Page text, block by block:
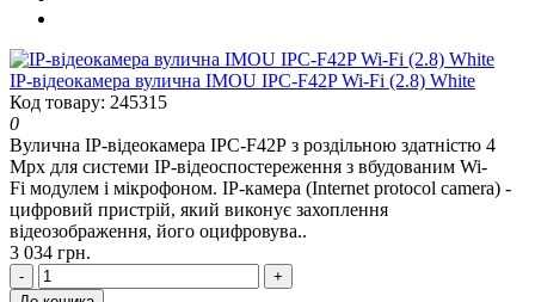
IP-відеокамера вулична IMOU IPC-F42P Wi-Fi (2.8) White
Код товару: 245315
0
Вулична IP-відеокамера IPC-F42P з роздільною здатністю 4
Mpx для системи IP-відеоспостереження з вбудованим Wi-
Fi модулем і мікрофоном. IP-камера (Internet protocol camera) -
цифровий пристрій, який виконує захоплення
відеозображення, його оцифровува..
3 034 грн.
-
+